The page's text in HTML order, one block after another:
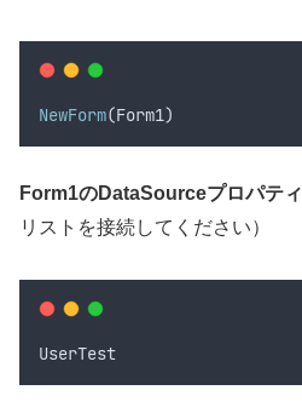
NewForm(Form1)
Form1のDataSourceプロパティ
リストを接続してください）
UserTest